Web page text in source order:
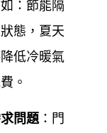
門窗服務，多
：節能隔
態，夏天
低冷暖氣
。
問題 ：門